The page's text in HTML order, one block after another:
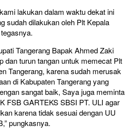
lakukan dalam waktu dekat ini
sudah dilakukan oleh Plt Kepala
Tangerang Bapak Ahmed Zaki
dan turun tangan untuk memecat Plt
Tangerang, karena sudah merusak
di Kabupaten Tangerang yang
sangat baik, Saya juga meminta
FSB GARTEKS SBSI PT. ULI agar
karena tidak sesuai dengan UU
pungkasnya.